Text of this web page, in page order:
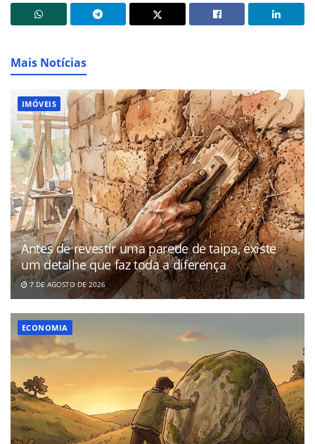
Mais Notícias
IMÓVEIS
Antes de revestir uma parede de taipa, existe
um detalhe que faz toda a diferença
7 DE AGOSTO DE 2026
ECONOMIA